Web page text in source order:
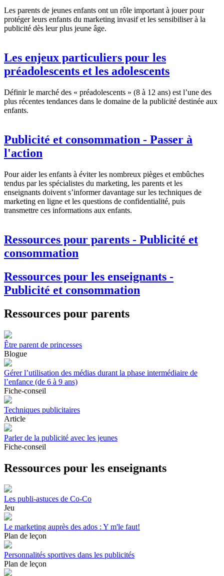
Les parents de jeunes enfants ont un rôle important à jouer pour
protéger leurs enfants du marketing invasif et les sensibiliser à la
publicité dès leur plus jeune âge.
Les enjeux particuliers pour les
préadolescents et les adolescents
Définir le marché des « préadolescents » (8 à 12 ans) est l’une des
plus récentes tendances dans le domaine de la publicité destinée aux
enfants.
Publicité et consommation - Passer à
l'action
Pour aider les enfants à éviter les nombreux pièges et embûches
tendus par les spécialistes du marketing, les parents et les
enseignants doivent s’informer davantage sur les techniques de
marketing en ligne et les questions de confidentialité, puis
transmettre ces informations aux enfants.
Ressources pour parents - Publicité et
consommation
Ressources pour les enseignants -
Publicité et consommation
Ressources pour parents
Être parent de princesses
Blogue
Gérer l’utilisation des médias durant la phase intermédiaire de
l’enfance (de 6 à 9 ans)
Fiche-conseil
Techniques publicitaires
Article
Parler de la publicité avec les jeunes
Fiche-conseil
Ressources pour les enseignants
Les publi-astuces de Co-Co
Jeu
Le marketing auprès des ados : Y m'le faut!
Plan de leçon
Personnalités sportives dans les publicités
Plan de leçon